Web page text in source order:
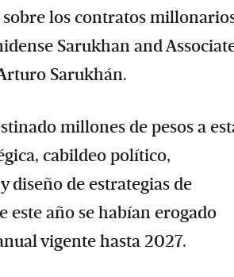
los contratos
Sarukhan and
Sarukhán.
millones de pesos a
cabildeo político,
diseño de estrategias de
año se habían erogado
vigente hasta 2027.